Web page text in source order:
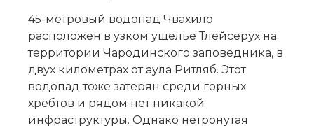
45-метровый водопад Чвахило
расположен в узком ущелье Тлейсерух на
территории Чародинского заповедника, в
двух километрах от аула Ритляб. Этот
водопад тоже затерян среди горных
хребтов и рядом нет никакой
инфраструктуры. Однако нетронутая